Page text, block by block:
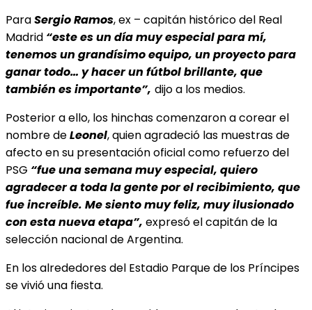
ParaSergio Ramos, ex – capitán histórico del Real
Madrid “este es un día muy especial para mí,
tenemos un grandísimo equipo, un proyecto para
ganar todo… y hacer un fútbol brillante, que
también es importante”, dijo a los medios.
Posterior a ello, los hinchas comenzaron a corear el
nombre deLeonel, quien agradeció las muestras de
afecto en su presentación oficial como refuerzo del
PSG “fue una semana muy especial, quiero
agradecer a toda la gente por el recibimiento, que
fue increíble. Me siento muy feliz, muy ilusionado
con esta nueva etapa”, expresó el capitán de la
selección nacional de Argentina.
En los alrededores del Estadio Parque de los Príncipes
se vivió una fiesta.